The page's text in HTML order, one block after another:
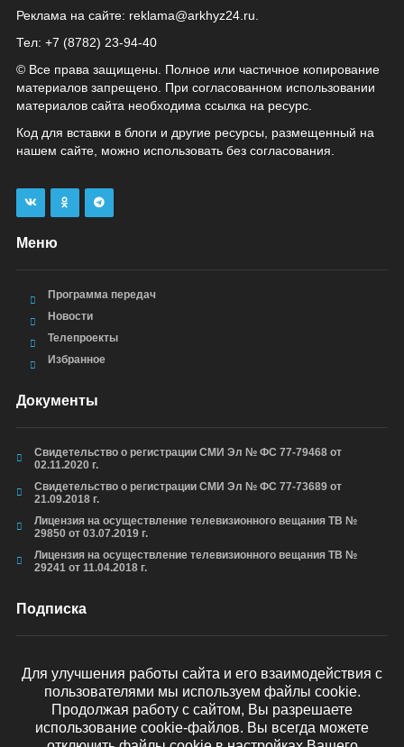
Реклама на сайте: reklama@arkhyz24.ru
Тел: +7 (8782) 23‑94‑40
© Все права защищены. Полное или частичное копирование
материалов запрещено. При согласованном использовании
материалов сайта необходима ссылка на ресурс.
Код для вставки в блоги и другие ресурсы, размещенный на
нашем сайте, можно использовать без согласования.
Меню
Программа передач
Новости
Телепроекты
Избранное
Документы
Свидетельство о регистрации СМИ Эл № ФС 77-79468 от
02.11.2020 г.
Свидетельство о регистрации СМИ Эл № ФС 77-73689 от
21.09.2018 г.
Лицензия на осуществление телевизионного вещания ТВ №
29850 от 03.07.2019 г.
Лицензия на осуществление телевизионного вещания ТВ №
29241 от 11.04.2018 г.
Подписка
ОТПРАВИТЬ
Для улучшения работы сайта и его взаимодействия с
пользователями мы используем файлы cookie.
Продолжая работу с сайтом, Вы разрешаете
использование cookie-файлов. Вы всегда можете